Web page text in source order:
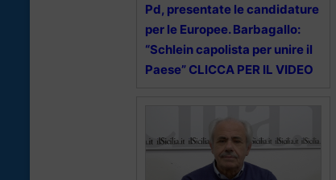
Pd, presentate le candidature
per le Europee. Barbagallo:
“Schlein capolista per unire il
Paese” CLICCA PER IL VIDEO